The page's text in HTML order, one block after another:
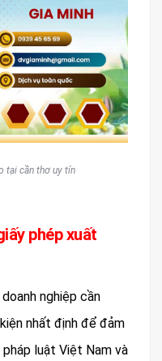
tại cần thơ uy tín
phép xuất
nghiệp cần
nhất định để đảm
luật Việt Nam và